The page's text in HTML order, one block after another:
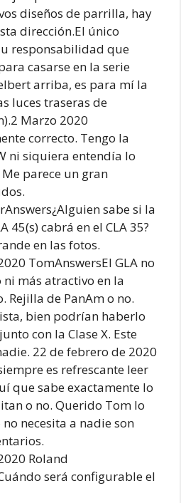
diseños de parrilla, hay
dirección.El único
responsabilidad que
casarse en la serie
arriba, es para mí la
luces traseras de
Marzo 2020
correcto. Tengo la
ni siquiera entendía lo
parece un gran
sabe si la
45(s) cabrá en el CLA 35?
en las fotos.
TomAnswersEl GLA no
más atractivo en la
Rejilla de PanAm o no.
bien podrían haberlo
con la Clase X. Este
22 de febrero de 2020
es refrescante leer
que sabe exactamente lo
o no. Querido Tom lo
necesita a nadie son
Roland
será configurable el